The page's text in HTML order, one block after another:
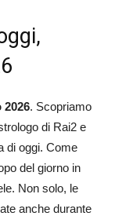
. Scopriamo
di Rai2 e
di oggi. Come
del giorno in
Non solo, le
anche durante